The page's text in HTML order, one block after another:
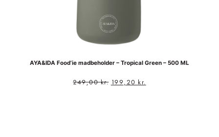
AYA&IDA Food’ie madbeholder – Tropical Green – 500 ML
249,00kr. 199,20 kr.